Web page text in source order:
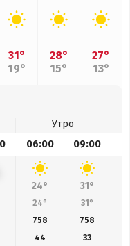
31°
19°
28°
15°
27°
13°
Утро
06:00 09:00
24° 31°
24° 31°
758 758
44
33